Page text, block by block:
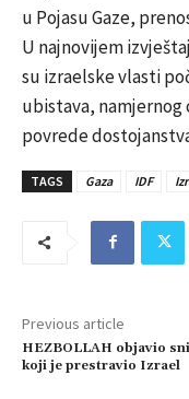
u Pojasu Gaze,
U najnovijem
su izraelske vlasti
ubistava,
povrede
TAGS Gaza IDF
Previous article
HEZBOLLAH objavio
koji je prestravio Izrael